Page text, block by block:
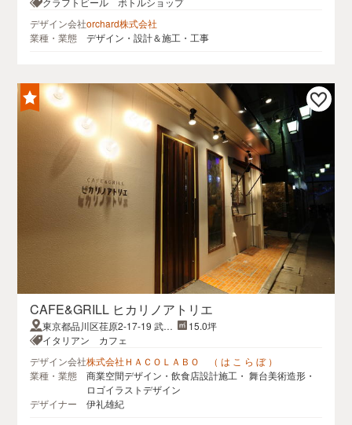
デザイン会社orchard株式会社
業種・業態
デザイン・設計＆施工・工事
CAFE&GRILL ヒカリノアトリエ
東京都品川区荏原2-17-19 武蔵
小山グラン
15.0坪
イタリアン カフェ
デザイン会社株式会社ＨＡＣＯＬＡＢＯ （ は こ ら ぼ ）
業種・業態
商業空間デザイン・飲食店設計施工・ 舞台美術造形・
ロゴイラストデザイン
デザイナー
伊礼雄紀